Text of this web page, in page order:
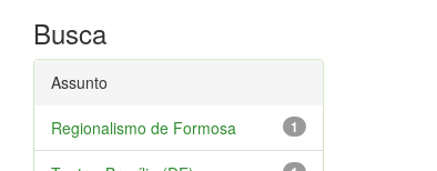
Busca
Assunto
1
Regionalismo de Formosa